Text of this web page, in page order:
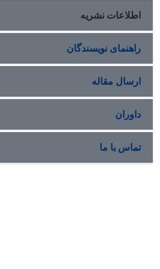
اطلاعات نشریه
راهنمای نویسندگان
ارسال مقاله
داوران
تماس با ما